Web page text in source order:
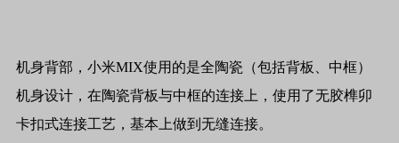
机身背部，小米MIX使用的是全陶瓷（包括背板、中框）
机身设计，在陶瓷背板与中框的连接上，使用了无胶榫卯
卡扣式连接工艺，基本上做到无缝连接。